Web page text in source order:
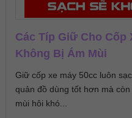
Các Típ Giữ Cho Cốp
Không Bị Ám Mùi
Giữ cốp xe máy 50cc luôn
quản đồ dùng tốt hơn mà
mùi hôi khó...